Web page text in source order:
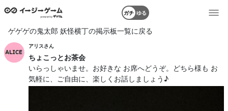
ガチ ゆる
ゲゲゲの鬼太郎 妖怪横丁の掲示板一覧に戻る
アリスさん
ちょこっとお茶会
いらっしゃいませ。お好きな お席へどうぞ。どちら様も お
気軽に、ご自由に、楽しくお話しましょう♪